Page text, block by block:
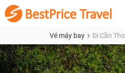
Vé máy bay Đi Cần Thơ